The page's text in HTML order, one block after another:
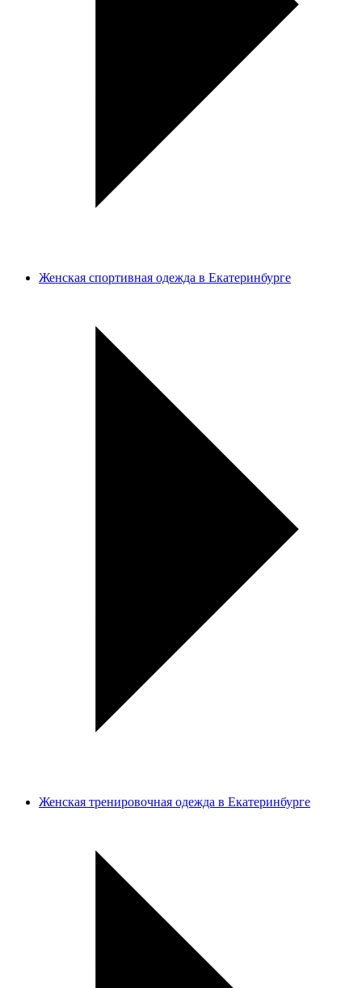
Женская спортивная одежда в Екатеринбурге
Женская тренировочная одежда в Екатеринбурге